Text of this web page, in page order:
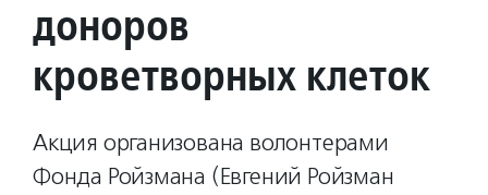
доноров
кроветворных клеток
Акция организована волонтерами
Фонда Ройзмана (Евгений Ройзман